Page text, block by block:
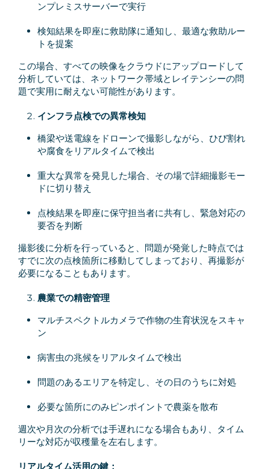
ンプレミスサーバーで実行
検知結果を即座に救助隊に通知し、最適な救助ルー
トを提案
この場合、すべての映像をクラウドにアップロードして
分析していては、ネットワーク帯域とレイテンシーの問
題で実用に耐えない可能性があります。
インフラ点検での異常検知
橋梁や送電線をドローンで撮影しながら、ひび割れ
や腐食をリアルタイムで検出
重大な異常を発見した場合、その場で詳細撮影モー
ドに切り替え
点検結果を即座に保守担当者に共有し、緊急対応の
要否を判断
撮影後に分析を行っていると、問題が発覚した時点では
すでに次の点検箇所に移動してしまっており、再撮影が
必要になることもあります。
農業での精密管理
マルチスペクトルカメラで作物の生育状況をスキャ
ン
病害虫の兆候をリアルタイムで検出
問題のあるエリアを特定し、その日のうちに対処
必要な箇所にのみピンポイントで農薬を散布
週次や月次の分析では手遅れになる場合もあり、タイム
リーな対応が収穫量を左右します。
リアルタイム活用の鍵：